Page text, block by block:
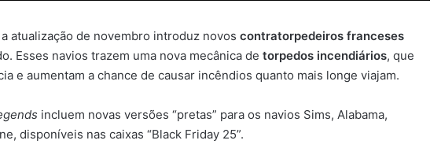
a atualização de novembro introduz novos contratorpedeiros franceses
Esses navios trazem uma nova mecânica de torpedos incendiários, que
e aumentam a chance de causar incêndios quanto mais longe viajam.
incluem novas versões “pretas” para os navios Sims, Alabama,
disponíveis nas caixas “Black Friday 25”.